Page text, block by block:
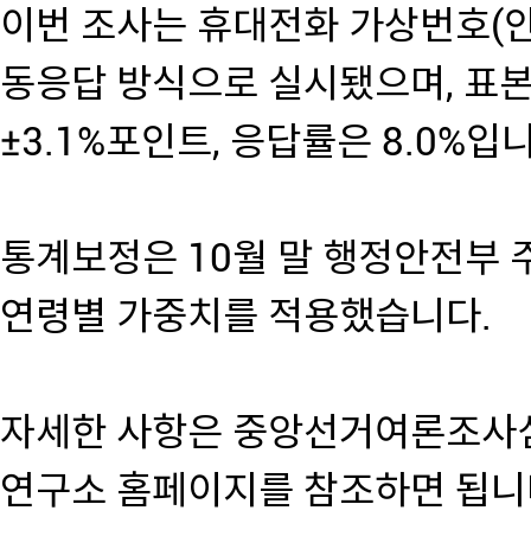
이번 조사는 휴대전화 가상번호(
동응답 방식으로 실시됐으며, 표
±3.1%포인트, 응답률은 8.0%입
통계보정은 10월 말 행정안전부
연령별 가중치를 적용했습니다.
자세한 사항은 중앙선거여론조
연구소 홈페이지를 참조하면 됩